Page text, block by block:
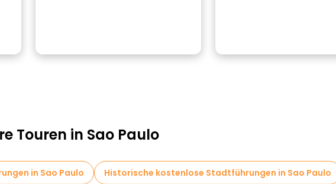
Touren in Sao Paulo
in Sao Paulo
Historische kostenlose Stadtführungen in Sao Paulo